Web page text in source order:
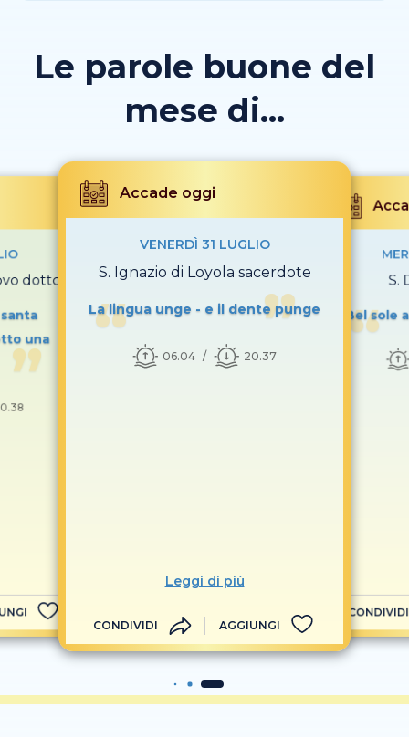
Le parole buone del
mese di...
dottore
una
Accade oggi
VENERDÌ 31 LUGLIO
S. Ignazio di Loyola sacerdote
La lingua unge - e il dente punge
06.04 20.37
Leggi di più
CONDIVIDI AGGIUNGI
S.
Bel sole
CONDIVIDI